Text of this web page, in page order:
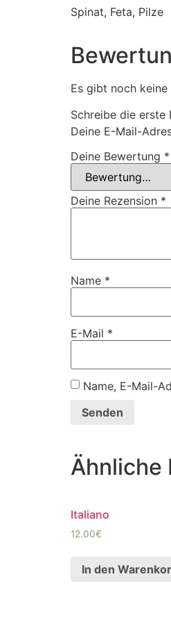
Spinat, Feta, Pilze
Es gibt noch keine
Schreibe die erste
Deine E-Mail-
Deine Bewertung *
Deine Rezension *
Name *
E-Mail *
Name, E-Mail-
Ähnliche
Italiano
12.00€
In den